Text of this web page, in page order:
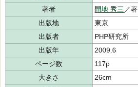
著者
間地 秀三 ／著
出版地
東京
出版者
PHP研究所
出版年
2009.6
ページ数
117p
大きさ
26cm